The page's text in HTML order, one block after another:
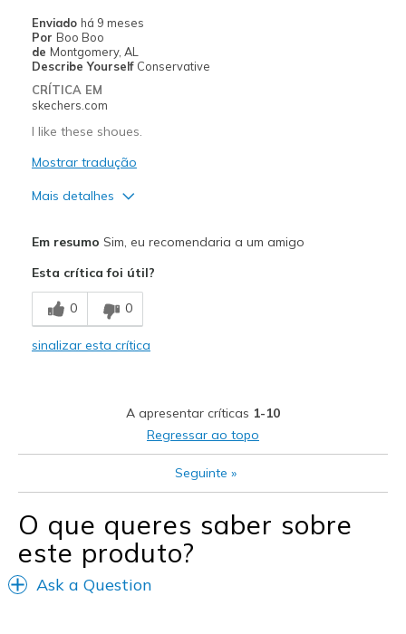
Width
Sizing
View On Shoes
I'm Into Shoes
Enviado há 9 meses
Por Boo Boo
de Montgomery, AL
Describe Yourself Conservative
CRÍTICA EM
skechers.com
I like these shoues.
Mostrar tradução
Mais detalhes
Comfortable
Stylish
Melhores utilizações
Casual Wear
Going Out
Special Occasions
Travel
Em resumo Sim, eu recomendaria a um amigo
Esta crítica foi útil?
0 0
sinalizar esta crítica
A apresentar críticas 1-10
Regressar ao topo
Seguinte »
O que queres saber sobre
este produto?
Ask a Question